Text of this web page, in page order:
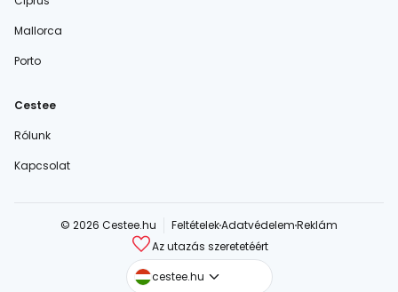
Mallorca
Porto
Cestee
Rólunk
Kapcsolat
© 2026 Cestee.hu FeltételekAdatvédelemReklám
Az utazás szeretetéért
cestee.hu
cestee.com